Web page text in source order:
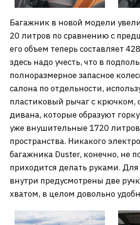
Багажник в новой модели
20 литров по сравнению с
его объем теперь составляет
здесь надо учесть, что в
полноразмерное запасное
салона по отдельности,
пластиковый рычаг с крючком,
дивана, которые образуют
уже внушительные 1720
пространства. Никакого
багажника Duster, конечно, не
приходится делать руками.
внутри предусмотрены две
хватом, в целом довольно